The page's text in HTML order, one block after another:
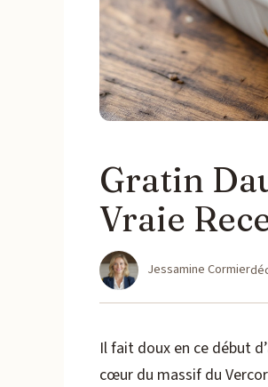
Gratin
Vraie
Jessamine Cormier
Il fait doux en ce début
cœur du massif du